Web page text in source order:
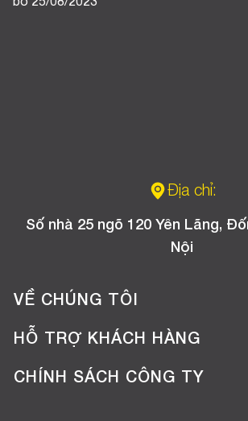
bố 25/08/2023
Địa chỉ:
Số nhà 25 ngõ 120 Yên Lãng,
Nội
VỀ CHÚNG TÔI
Giới thiệu công ty
Tuyển dụng
HỖ TRỢ KHÁCH HÀNG
Hướng dẫn mua hàng online
CHÍNH SÁCH CÔNG TY